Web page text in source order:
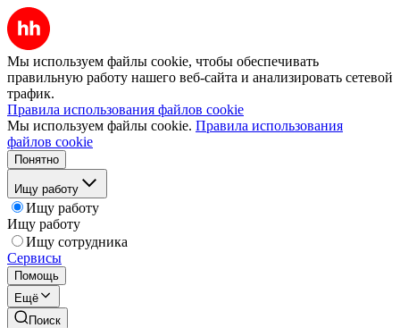
Мы используем файлы cookie, чтобы обеспечивать
правильную работу нашего веб-сайта и анализировать сетевой
трафик.
Правила использования файлов cookie
Мы используем файлы cookie. Правила использования
файлов cookie
Понятно
Ищу работу
Ищу работу
Ищу работу
Ищу сотрудника
Сервисы
Помощь
Ещё
Поиск